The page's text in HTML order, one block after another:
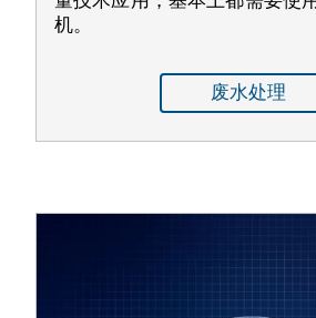
机。
废水处理